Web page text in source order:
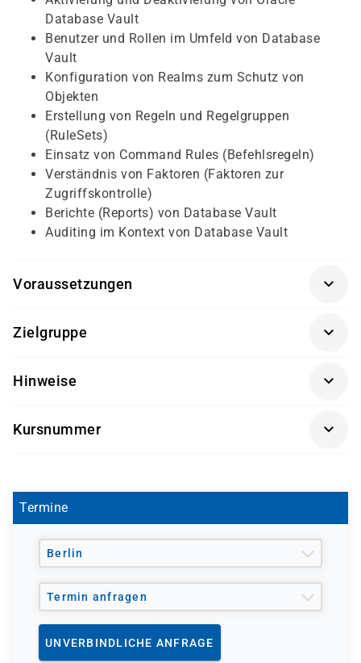
Database Vault
Benutzer und Rollen im Umfeld von Database
Vault
Konfiguration von Realms zum Schutz von
Objekten
Erstellung von Regeln und Regel­gruppen
(RuleSets)
Einsatz von Command Rules (Befehls­regeln)
Verständnis von Faktoren (Faktoren zur
Zugriffskontrolle)
Berichte (Reports) von Database Vault
Auditing im Kontext von Database Vault
Voraussetzungen
Kenntnisse in Oracle Datenbank­administration
Kenntnisse in PL/SQL
Zielgruppe
Datenbank­administratoren
Hinweise
Kursnummer
Termine
Berlin
Termin anfragen
UNVERBINDLICHE ANFRAGE